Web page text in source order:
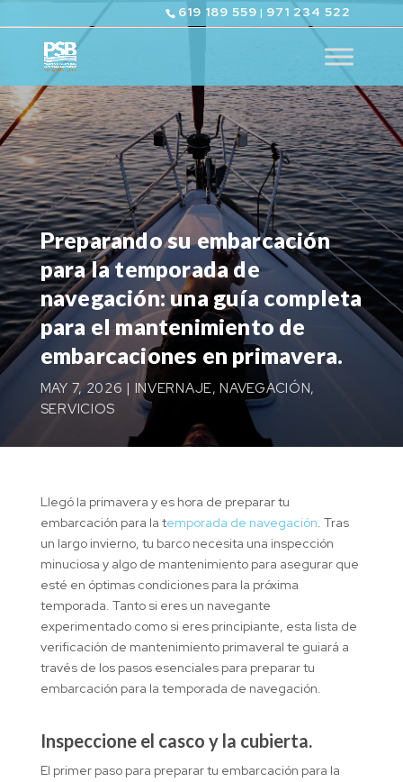
619 189 559 | 971 234 522
Preparando su embarcación
para la temporada de
navegación: una guía completa
para el mantenimiento de
embarcaciones en primavera.
MAY 7, 2026 | INVERNAJE,NAVEGACIÓN,
SERVICIOS
Llegó la primavera y es hora de preparar tu
embarcación para la temporada de navegación. Tras
un largo invierno, tu barco necesita una inspección
minuciosa y algo de mantenimiento para asegurar que
esté en óptimas condiciones para la próxima
temporada. Tanto si eres un navegante
experimentado como si eres principiante, esta lista de
verificación de mantenimiento primaveral te guiará a
través de los pasos esenciales para preparar tu
embarcación para la temporada de navegación.
Inspeccione el casco y la cubierta.
El primer paso para preparar tu embarcación para la